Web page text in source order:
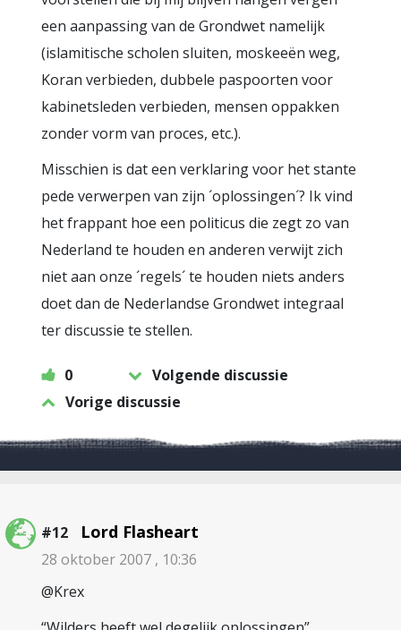
een aanpassing van de Grondwet namelijk
(islamitische scholen sluiten, moskeeën weg,
Koran verbieden, dubbele paspoorten voor
kabinetsleden verbieden, mensen oppakken
zonder vorm van proces, etc.).
Misschien is dat een verklaring voor het stante
pede verwerpen van zijn ´oplossingen´? Ik vind
het frappant hoe een politicus die zegt zo van
Nederland te houden en anderen verwijt zich
niet aan onze ´regels´ te houden niets anders
doet dan de Nederlandse Grondwet integraal
ter discussie te stellen.
0
Volgende discussie
Vorige discussie
#12 Lord Flasheart
28 oktober 2007 , 10:36
@Krex